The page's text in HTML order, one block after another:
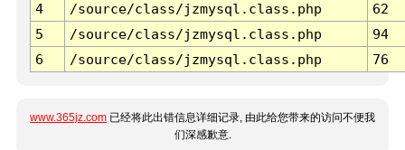
4
/source/class/jzmysql.class.php
62
5
/source/class/jzmysql.class.php
94
6
/source/class/jzmysql.class.php 76
www.365jz.com 已经将此出错信息详细记录, 由此给您带来的访问不便我
们深感歉意.